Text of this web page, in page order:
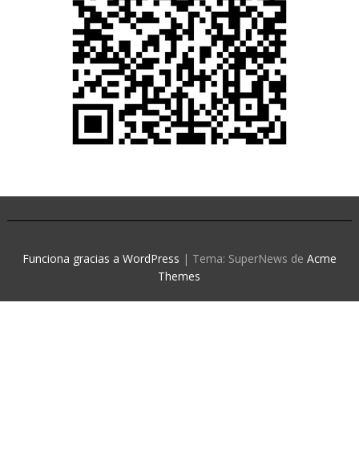
Funciona gracias a WordPress | Tema: SuperNews de Acme
Themes